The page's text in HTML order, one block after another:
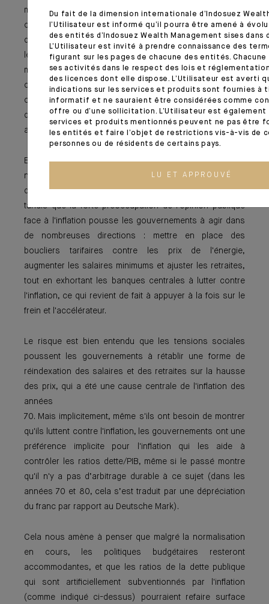
message transmis par les gouvernements aux banques
centrales. Jusqu'à récemment, dans le cadre du modèle
de «fiscal dominance », les gouvernements pressaient
les banques centrales de maintenir des politiques
monétaires ultra-accommodantes pour soutenir la
croissance et assurer la soutenabilité de la dette par des
coûts de refinancement faibles. La nature de la pression
des gouvernements sur les banques centrales semble
aujourd'hui évoluer.
En effet, les niveaux élevés de croissance du PIB
nominal cette année ont peut-être mis de côté la
question de la soutenabilité de la dette pour un temps,
tandis que la forte préoccupation de l'opinion publique
face à l'inflation pousse les gouvernements à agir dans
de nombreuses directions : mettre en place des
boucliers tarifaires contre les prix de l'énergie,
augmenter les salaires minimums et ajuster les retraites,
tout en exhortant les banques centrales à lutter contre
l'inflation, ce qui revient de fait à appuyer à la fois sur le
frein et l'accélérateur.
Le risque est bien entendu que les tensions sociales
poussent les gouvernements à rétablir une forme de
réindexation des salaires et des retraites sur la hausse
des prix, qui a été une cause centrale de l'inflation des
années
70. Mais implicitement, même s'ils ont besoin de montrer
qu'ils luttent contre l'inflation, les gouvernements ont une
préférence implicite pour l'inflation qui les aide à
contrôler les ratios dette/PIB, même si le passé montre
qu'il n'y a pas d’arbitrage durable à ce sujet (dans les
années 70 et 80, cela s’est traduit par une dépréciation
du franc par rapport au Deutsche Mark).
Cela nous amène à penser que malgré la normalisation
en cours, les politiques budgétaires resteront
accommodantes, et que les ratios de la dette publique
qui sont artificiellement subventionnés par l'inflation
(comme indiqué ci-dessus) pourraient refaire surface
Du fait de la dimension internationale d’Indosuez
l’Utilisateur est informé qu’il pourra être amené à
des entités d’Indosuez Wealth Management sises dans
L’Utilisateur est invité à prendre connaissance des
figurant sur les pages de chacune des entités. Chacune
ses activités dans le respect des lois et
des licences dont elle dispose. L’Utilisateur est averti
indications sur les services et produits sont fournies à
informatif et ne sauraient être considérées comme
offre ou d’une sollicitation. L’Utilisateur est
services et produits mentionnés peuvent ne pas être
les entités et faire l’objet de restrictions vis-à-vis de
personnes ou de résidents de certains pays.
LU ET APPROUVÉ